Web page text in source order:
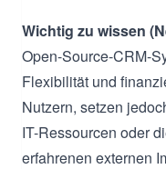
Wichtig zu wissen
Open-Source-CRM-
Flexibilität und
Nutzern, setzen
IT-Ressourcen oder
erfahrenen externen